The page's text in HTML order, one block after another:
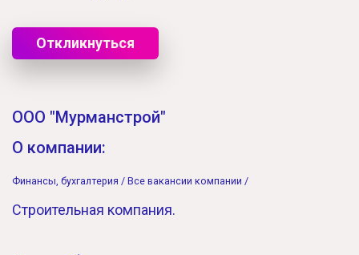
Откликнуться
ООО "Мурманстрой"
О компании:
Финансы, бухгалтерия / Все вакансии компании /
Строительная компания.